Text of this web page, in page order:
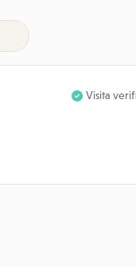
Visita